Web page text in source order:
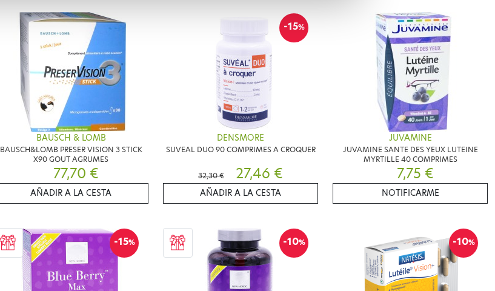
BAUSCH & LOMB
BAUSCH&LOMB PRESER VISION 3 STICK
X90 GOUT AGRUMES
77,70 €
AÑADIR A LA CESTA
-15%
DENSMORE
SUVEAL DUO 90 COMPRIMES A CROQUER
32,30 € 27,46 €
AÑADIR A LA CESTA
JUVAMINE
JUVAMINE SANTE DES YEUX LUTEINE
MYRTILLE 40 COMPRIMES
7,75 €
NOTIFICARME
-15% -10% -10%